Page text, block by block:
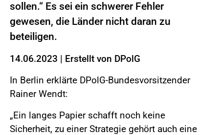
sollen.“ Es sei ein schwerer Fehler
gewesen, die Länder nicht daran zu
beteiligen.
14.06.2023 | Erstellt von DPolG
In Berlin erklärte DPolG-Bundesvorsitzender
Rainer Wendt:
„Ein langes Papier schafft noch keine
Sicherheit, zu einer Strategie gehört auch eine